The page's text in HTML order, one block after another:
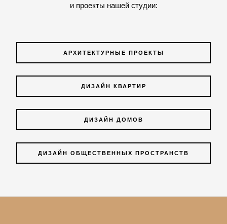
и проекты нашей студии:
АРХИТЕКТУРНЫЕ ПРОЕКТЫ
ДИЗАЙН КВАРТИР
ДИЗАЙН ДОМОВ
ДИЗАЙН ОБЩЕСТВЕННЫХ ПРОСТРАНСТВ